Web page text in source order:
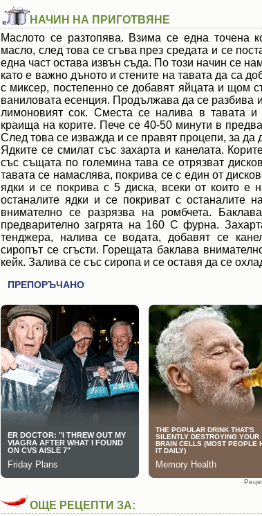
НАЧИН НА ПРИГОТВЯНЕ
Маслото се разтопява. Взима се една точена
масло, след това се сгъва през средата и се
една част остава извън съда. По този начин се
като е важно дъното и стените на тавата да са
с миксер, постепенно се добавят яйцата и щом
ваниловата есенция. Продължава да се разбива
лимоновият сок. Сместа се налива в тавата и
краища на корите. Пече се 40-50 минути в
След това се изважда и се правят процепи, за да
Ядките се смилат със захарта и канелата.
със същата по големина тава се отрязват
тавата се намаслява, покрива се с един от
ядки и се покрива с 5 диска, всеки от които е
останалите ядки и се покриват с останалите
внимателно се разрязва на ромбчета.
предварително загрята на 160 С фурна.
тенджера, налива се водата, добавят се
сиропът се сгъсти. Горещата баклава
кейк. Залива се със сиропа и се оставя да се
ОЩЕ РЕЦЕПТИ ЗА: